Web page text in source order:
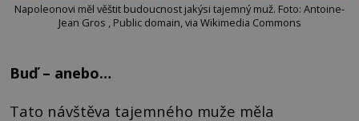
Napoleonovi měl věštit budoucnost jakýsi tajemný muž. Foto: Antoine-
Jean Gros , Public domain, via Wikimedia Commons
Buď – anebo…
Tato návštěva tajemného muže měla